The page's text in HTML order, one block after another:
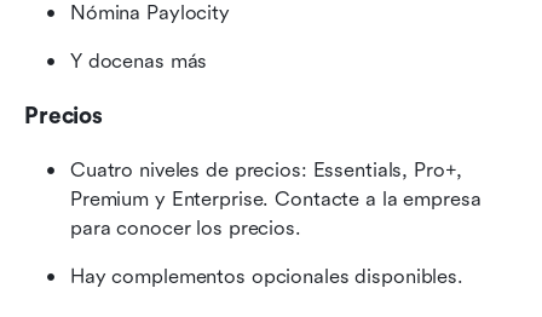
Nómina Paylocity
Y docenas más
Precios
Cuatro niveles de precios: Essentials, Pro+,
Premium y Enterprise. Contacte a la empresa
para conocer los precios.
Hay complementos opcionales disponibles.